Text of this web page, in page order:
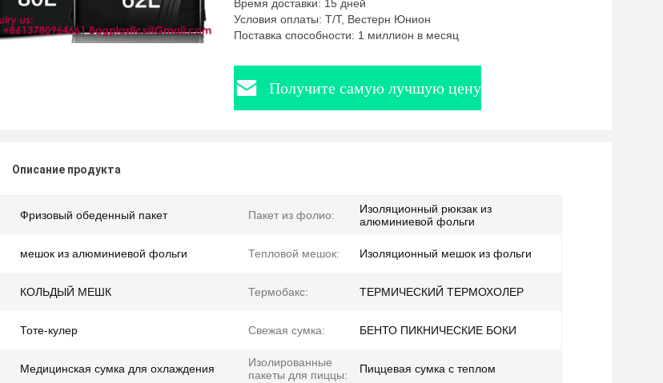
Время доставки: 15 дней
Условия оплаты: Т/Т, Вестерн Юнион
Поставка способности: 1 миллион в месяц
Получите самую лучшую цену
Описание продукта
Фризовый обеденный пакет Пакет из фолио:
Изоляционный рюкзак из
алюминиевой фольги
мешок из алюминиевой фольги Тепловой мешок: Изоляционный мешок из фольги
КОЛЬДЫЙ МЕШК Термобакс: ТЕРМИЧЕСКИЙ ТЕРМОХОЛЕР
Тоте-кулер Свежая сумка: БЕНТО ПИКНИЧЕСКИЕ БОКИ
Медицинская сумка для охлаждения
Изолированные
пакеты для пиццы:
Пиццевая сумка с теплом